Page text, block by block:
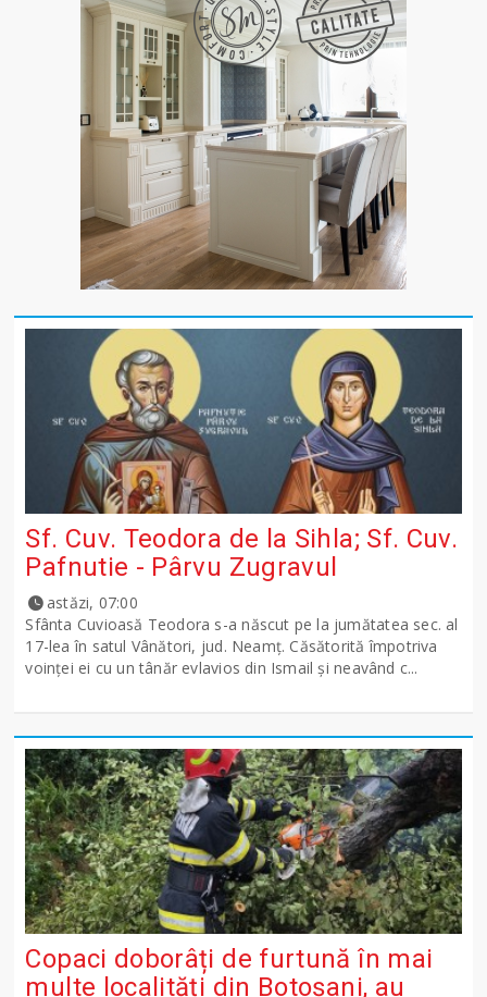
Sf. Cuv. Teodora de la Sihla; Sf. Cuv.
Pafnutie - Pârvu Zugravul
astăzi, 07:00
Sfânta Cuvioasă Teodora s-a născut pe la jumătatea sec. al
17-lea în satul Vânători, jud. Neamţ. Căsătorită împotriva
voinţei ei cu un tânăr evlavios din Ismail şi neavând c...
Copaci doborâți de furtună în mai
multe localități din Botoșani, au